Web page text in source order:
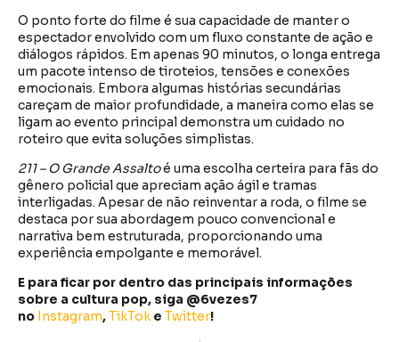
O ponto forte do filme é sua capacidade de manter o
espectador envolvido com um fluxo constante de ação e
diálogos rápidos. Em apenas 90 minutos, o longa entrega
um pacote intenso de tiroteios, tensões e conexões
emocionais. Embora algumas histórias secundárias
careçam de maior profundidade, a maneira como elas se
ligam ao evento principal demonstra um cuidado no
roteiro que evita soluções simplistas.
211 – O Grande Assaltoé uma escolha certeira para fãs do
gênero policial que apreciam ação ágil e tramas
interligadas. Apesar de não reinventar a roda, o filme se
destaca por sua abordagem pouco convencional e
narrativa bem estruturada, proporcionando uma
experiência empolgante e memorável.
E para ficar por dentro das principais informações
sobre a cultura pop, siga @6vezes7
no Instagram,TikToke Twitter!